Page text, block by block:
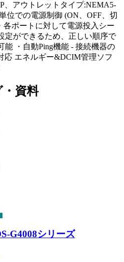
、アウトレットタイプ:NEMA5-
位での電源制御 (ON、OFF、切
各ポートに対して電源投入シー
定ができるため、正しい順序で
能 ・自動Ping機能 - 接続機器の
応 エネルギー&DCIM管理ソフ
資料
G4008シリーズ